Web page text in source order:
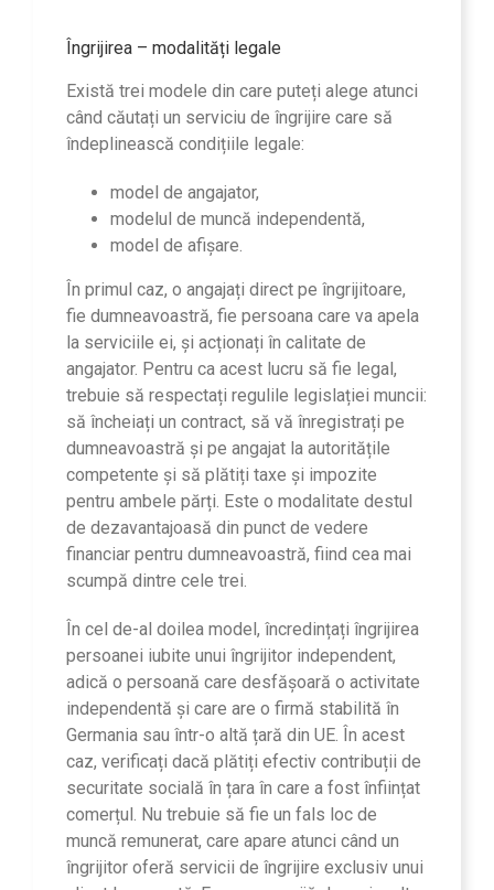
Îngrijirea – modalități legale
Există trei modele din care puteți alege atunci
când căutați un serviciu de îngrijire care să
îndeplinească condițiile legale:
model de angajator,
modelul de muncă independentă,
model de afișare.
În primul caz, o angajați direct pe îngrijitoare,
fie dumneavoastră, fie persoana care va apela
la serviciile ei, și acționați în calitate de
angajator. Pentru ca acest lucru să fie legal,
trebuie să respectați regulile legislației muncii:
să încheiați un contract, să vă înregistrați pe
dumneavoastră și pe angajat la autoritățile
competente și să plătiți taxe și impozite
pentru ambele părți. Este o modalitate destul
de dezavantajoasă din punct de vedere
financiar pentru dumneavoastră, fiind cea mai
scumpă dintre cele trei.
În cel de-al doilea model, încredințați îngrijirea
persoanei iubite unui îngrijitor independent,
adică o persoană care desfășoară o activitate
independentă și care are o firmă stabilită în
Germania sau într-o altă țară din UE. În acest
caz, verificați dacă plătiți efectiv contribuții de
securitate socială în țara în care a fost înființat
comerțul. Nu trebuie să fie un fals loc de
muncă remunerat, care apare atunci când un
îngrijitor oferă servicii de îngrijire exclusiv unui